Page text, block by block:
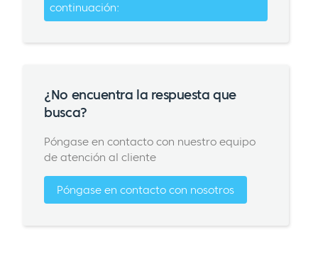
continuación:
¿No encuentra la respuesta que
busca?
Póngase en contacto con nuestro equipo
de atención al cliente
Póngase en contacto con nosotros